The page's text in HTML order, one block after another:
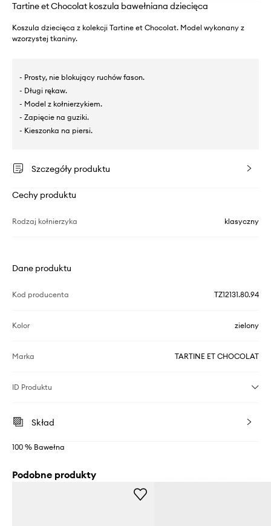
Tartine et Chocolat koszula bawełniana dziecięca
Koszula dziecięca z kolekcji Tartine et Chocolat. Model wykonany z
wzorzystej tkaniny.
- Prosty, nie blokujący ruchów fason.
- Długi rękaw.
- Model z kołnierzykiem.
- Zapięcie na guziki.
- Kieszonka na piersi.
Szczegóły produktu
Cechy produktu
Rodzaj kołnierzyka klasyczny
Dane produktu
Kod producenta TZ12131.80.94
Kolor zielony
Marka TARTINE ET CHOCOLAT
ID Produktu
Skład
100 % Bawełna
Podobne produkty